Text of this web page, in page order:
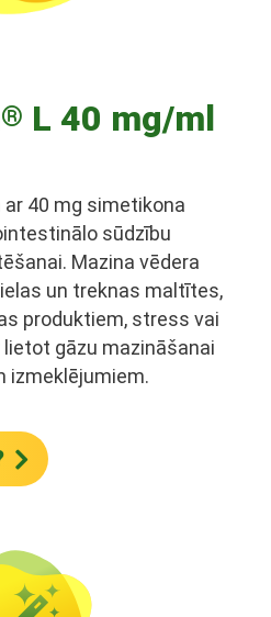
® L 40 mg/ml
40 mg simetikona
sūdzību
Mazina vēdera
un treknas maltītes,
produktiem, stress vai
gāzu mazināšanai
izmeklējumiem.